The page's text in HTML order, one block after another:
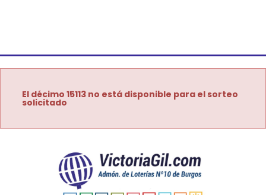
El décimo 15113 no está disponible para el sorteo
solicitado